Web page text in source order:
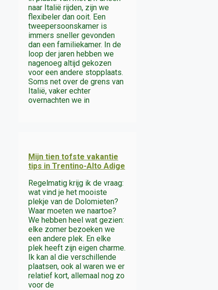
naar Italië rijden, zijn we
flexibeler dan ooit. Een
tweepersoonskamer is
immers sneller gevonden
dan een familiekamer. In de
loop der jaren hebben we
nagenoeg altijd gekozen
voor een andere stopplaats.
Soms net over de grens van
Italië, vaker echter
overnachten we in
Mijn tien tofste vakantie
tips in Trentino-Alto Adige
Regelmatig krijg ik de vraag:
wat vind je het mooiste
plekje van de Dolomieten?
Waar moeten we naartoe?
We hebben heel wat gezien:
elke zomer bezoeken we
een andere plek. En elke
plek heeft zijn eigen charme.
Ik kan al die verschillende
plaatsen, ook al waren we er
relatief kort, allemaal nog zo
voor de